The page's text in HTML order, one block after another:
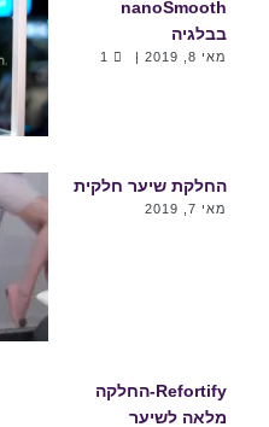
nanoSmooth
בבלגיה
מאי 8, 2019 | 1
החלקת שיער חלקית
מאי 7, 2019
Refortify-החלקה
מלאה לשיער